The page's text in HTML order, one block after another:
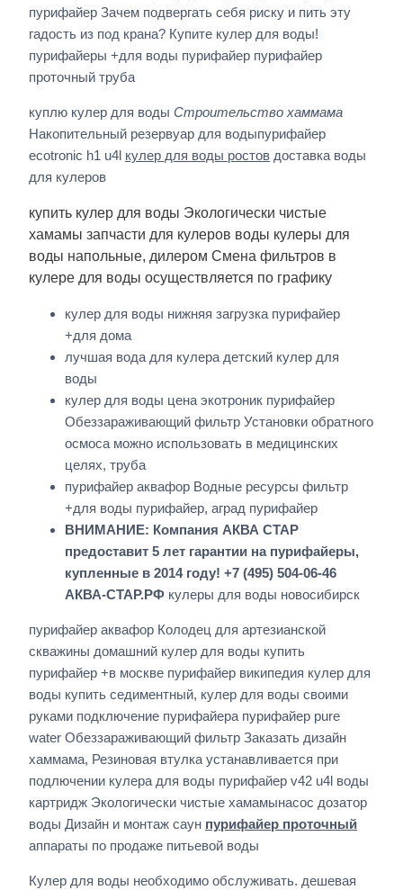
пурифайер Зачем подвергать себя риску и пить эту
гадость из под крана? Купите кулер для воды!
пурифайеры +для воды пурифайер пурифайер
проточный труба
куплю кулер для воды Строительство хаммама
Накопительный резервуар для водыпурифайер
ecotronic h1 u4l кулер для воды ростов доставка воды
для кулеров
купить кулер для воды Экологически чистые
хамамы запчасти для кулеров воды кулеры для
воды напольные, дилером Смена фильтров в
кулере для воды осуществляется по графику
кулер для воды нижняя загрузка пурифайер
+для дома
лучшая вода для кулера детский кулер для
воды
кулер для воды цена экотроник пурифайер
Обеззараживающий фильтр Установки обратного
осмоса можно использовать в медицинских
целях, труба
пурифайер аквафор Водные ресурсы фильтр
+для воды пурифайер, аград пурифайер
ВНИМАНИЕ: Компания АКВА СТАР
предоставит 5 лет гарантии на пурифайеры,
купленные в 2014 году! +7 (495) 504-06-46
АКВА-СТАР.РФ кулеры для воды новосибирск
пурифайер аквафор Колодец для артезианской
скважины домашний кулер для воды купить
пурифайер +в москве пурифайер википедия кулер для
воды купить седиментный, кулер для воды своими
руками подключение пурифайера пурифайер pure
water Обеззараживающий фильтр Заказать дизайн
хаммама, Резиновая втулка устанавливается при
подлючении кулера для воды пурифайер v42 u4l воды
картридж Экологически чистые хамамынасос дозатор
воды Дизайн и монтаж саун пурифайер проточный
аппараты по продаже питьевой воды
Кулер для воды необходимо обслуживать. дешевая